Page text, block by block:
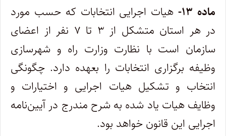
ماده ۱۳-
هیات اجرایی انتخابات که حسب مورد
در هر استان متشکل از ۳ تا ۷ نفر از اعضای
سازمان است با نظارت وزارت راه و شهرسازی‌
وظیفه برگزاری انتخابات را بعهده دارد. چگونگی
انتخاب و تشکیل هیات اجرایی و اختیارات و
وظایف هیات یاد شده به شرح مندرج در آیین‌نامه
‌اجرایی این قانون خواهد بود.